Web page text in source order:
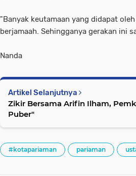
"Banyak keutamaan yang didapat
berjamaah. Sehingganya gerakan ini
Nanda
Artikel Selanjutnya
Zikir Bersama Arifin Ilham,
Puber"
#kotapariaman pariaman